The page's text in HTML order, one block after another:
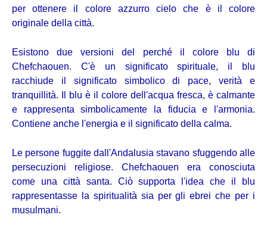
per ottenere il colore azzurro cielo che è il colore
originale della città.
Esistono due versioni del perché il colore blu di
Chefchaouen. C'è un significato spirituale, il blu
racchiude il significato simbolico di pace, verità e
tranquillità. Il blu è il colore dell'acqua fresca, è calmante
e rappresenta simbolicamente la fiducia e l'armonia.
Contiene anche l'energia e il significato della calma.
Le persone fuggite dall'Andalusia stavano sfuggendo alle
persecuzioni religiose. Chefchaouen era conosciuta
come una città santa. Ciò supporta l'idea che il blu
rappresentasse la spiritualità sia per gli ebrei che per i
musulmani.